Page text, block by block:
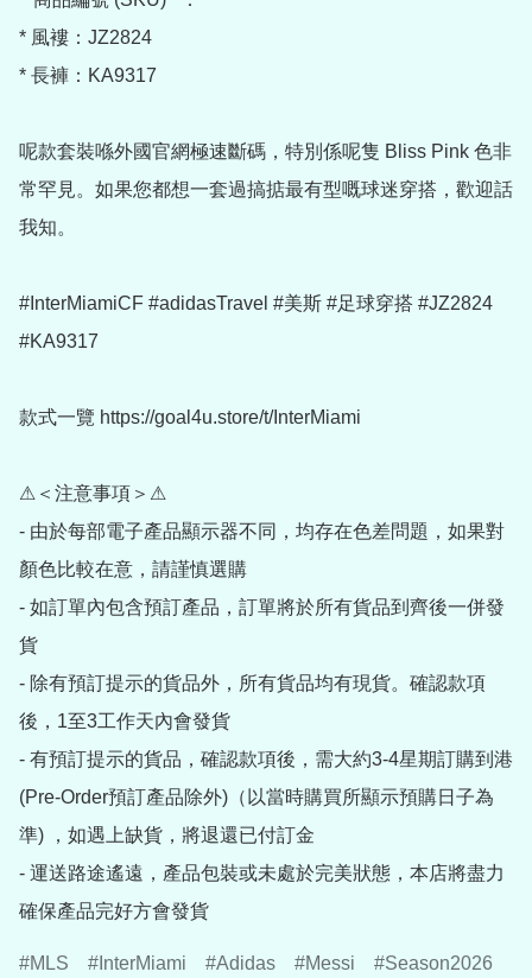
* 風褸：JZ2824
* 長褲：KA9317
呢款套裝喺外國官網極速斷碼，特別係呢隻 Bliss Pink 色非
常罕見。如果您都想一套過搞掂最有型嘅球迷穿搭，歡迎話
我知。
#InterMiamiCF #adidasTravel #美斯 #足球穿搭 #JZ2824
#KA9317
款式一覽 https://goal4u.store/t/InterMiami
⚠＜注意事項＞⚠
- 由於每部電子產品顯示器不同，均存在色差問題，如果對
顏色比較在意，請謹慎選購
- 如訂單內包含預訂產品，訂單將於所有貨品到齊後一併發
貨
- 除有預訂提示的貨品外，所有貨品均有現貨。確認款項
後，1至3工作天內會發貨
- 有預訂提示的貨品，確認款項後，需大約3-4星期訂購到港
(Pre-Order預訂產品除外)（以當時購買所顯示預購日子為
準) ，如遇上缺貨，將退還已付訂金
- 運送路途遙遠，產品包裝或未處於完美狀態，本店將盡力
確保產品完好方會發貨
MLS InterMiami Adidas Messi Season2026